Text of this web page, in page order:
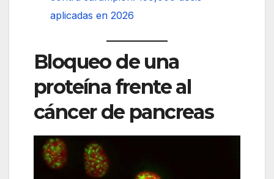
aplicadas en 2026
Bloqueo de una
proteína frente al
cáncer de pancreas